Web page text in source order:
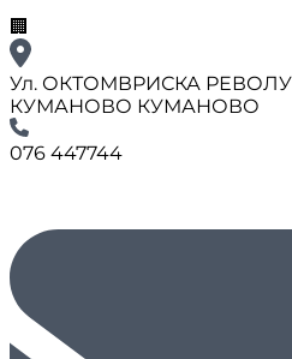
🏢
Ул. ОКТОМВРИСКА
КУМАНОВО КУМАНОВО
076 447744